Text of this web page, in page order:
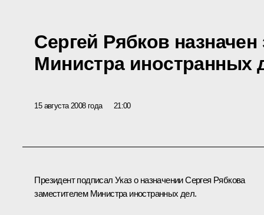
Сергей Рябков
Министра иностранных
15 августа 2008 года 21:00
Президент подписал Указ о назначении Сергея Рябкова
заместителем Министра иностранных дел.